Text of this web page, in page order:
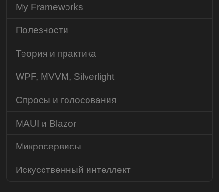
My Frameworks
Полезности
Теория и практика
WPF, MVVM, Silverlight
Опросы и голосования
MAUI и Blazor
Микросервисы
Искусственный интеллект